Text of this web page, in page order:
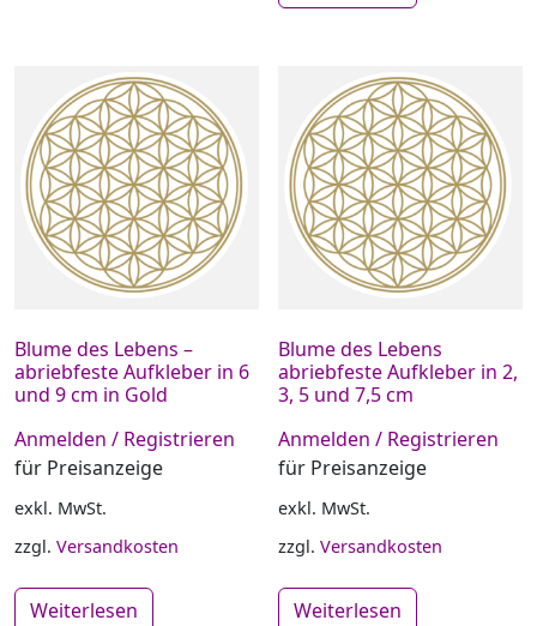
Blume des Lebens –
abriebfeste Aufkleber in 6
und 9 cm in Gold
Anmelden / Registrieren
für Preisanzeige
exkl. MwSt.
zzgl. Versandkosten
Weiterlesen
Blume des Lebens
abriebfeste Aufkleber in 2,
3, 5 und 7,5 cm
Anmelden / Registrieren
für Preisanzeige
exkl. MwSt.
zzgl.Versandkosten
Weiterlesen